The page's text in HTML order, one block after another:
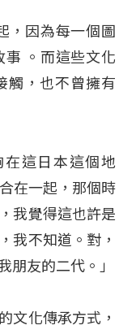
，因為每一個圖
。而這些文化
觸，也不曾擁有
這日本這個地
在一起，那個時
我覺得這也許是
我不知道。對，
朋友的二代。」
文化傳承方式，